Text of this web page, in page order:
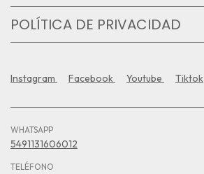
POLÍTICA DE PRIVACIDAD
Instagram Facebook Youtube Tiktok
WHATSAPP
5491131606012
TELÉFONO